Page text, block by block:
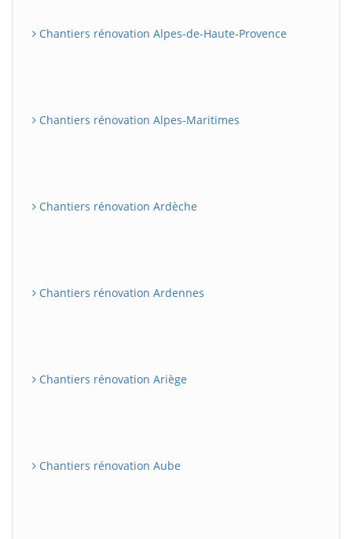
Chantiers rénovation Alpes-de-Haute-Provence
Chantiers rénovation Alpes-Maritimes
Chantiers rénovation Ardèche
Chantiers rénovation Ardennes
Chantiers rénovation Ariège
Chantiers rénovation Aube